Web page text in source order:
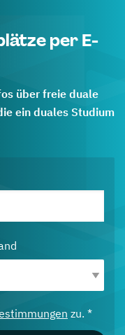
per E-
über freie duale
ein duales Studium
zu. *